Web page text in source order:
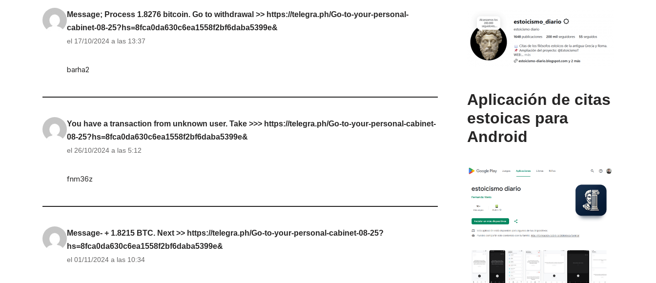
Message; Process 1.8276 bitcoin. Go to withdrawal >> https://telegra.ph/Go-to-your-personal-
cabinet-08-25?hs=8fca0da630c6ea1558f2bf6daba5399e&
el 17/10/2024 a las 13:37
barha2
You have a transaction from unknown user. Take >>> https://telegra.ph/Go-to-your-personal-cabinet-
08-25?hs=8fca0da630c6ea1558f2bf6daba5399e&
el 26/10/2024 a las 5:12
fnm36z
Message- + 1.8215 BTC. Next >> https://telegra.ph/Go-to-your-personal-cabinet-08-25?
hs=8fca0da630c6ea1558f2bf6daba5399e&
el 01/11/2024 a las 10:34
Aplicación de citas
estoicas para
Android